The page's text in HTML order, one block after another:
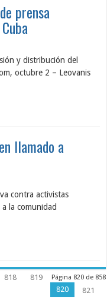
prensa
a director de medio de
y distribución del
octubre 2 – Leovanis
llamado a
y activistas hacen
contra activistas
la comunidad
Página 820 de 858
818
819
820
821